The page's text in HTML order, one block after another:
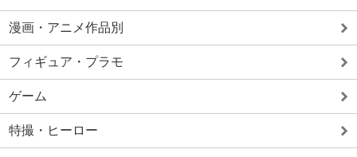
漫画・アニメ作品別
フィギュア・プラモ
ゲーム
特撮・ヒーロー